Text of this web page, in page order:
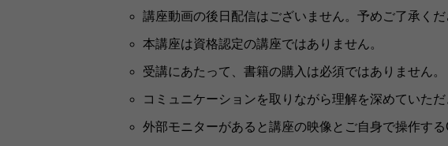
講座動画の後日配信はございません。予めご了承くだ
本講座は資格認定の講座ではありません。
受講にあたって、書籍の購入は必須ではありません。
コミュニケーションを取りながら理解を深めていた
外部モニターがあると講座の映像とご自身で操作す